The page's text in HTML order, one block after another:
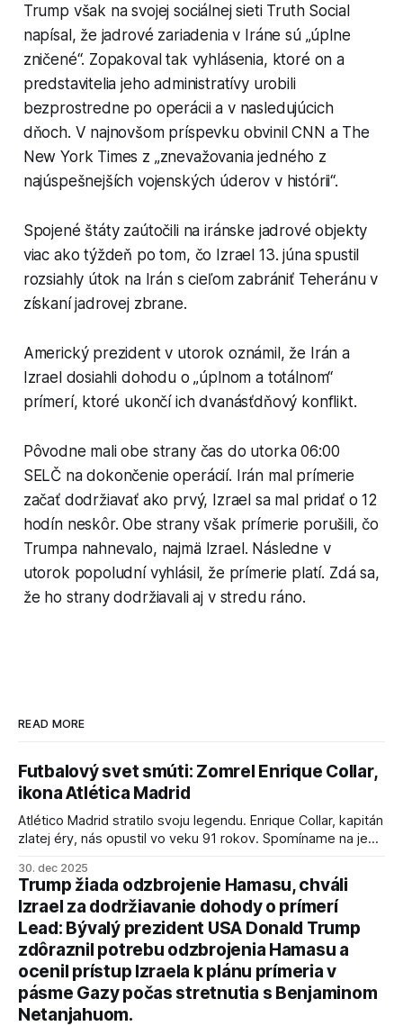
Trump však na svojej sociálnej sieti Truth Social
napísal, že jadrové zariadenia v Iráne sú „úplne
zničené“. Zopakoval tak vyhlásenia, ktoré on a
predstavitelia jeho administratívy urobili
bezprostredne po operácii a v nasledujúcich
dňoch. V najnovšom príspevku obvinil CNN a The
New York Times z „znevažovania jedného z
najúspešnejších vojenských úderov v histórii“.
Spojené štáty zaútočili na iránske jadrové objekty
viac ako týždeň po tom, čo Izrael 13. júna spustil
rozsiahly útok na Irán s cieľom zabrániť Teheránu v
získaní jadrovej zbrane.
Americký prezident v utorok oznámil, že Irán a
Izrael dosiahli dohodu o „úplnom a totálnom“
prímerí, ktoré ukončí ich dvanásťdňový konflikt.
Pôvodne mali obe strany čas do utorka 06:00
SELČ na dokončenie operácií. Irán mal prímerie
začať dodržiavať ako prvý, Izrael sa mal pridať o 12
hodín neskôr. Obe strany však prímerie porušili, čo
Trumpa nahnevalo, najmä Izrael. Následne v
utorok popoludní vyhlásil, že prímerie platí. Zdá sa,
že ho strany dodržiavali aj v stredu ráno.
READ MORE
Futbalový svet smúti: Zomrel Enrique Collar,
ikona Atlética Madrid
Atlético Madrid stratilo svoju legendu. Enrique Collar, kapitán
zlatej éry, nás opustil vo veku 91 rokov. Spomíname na jeho
30. dec 2025
Trump žiada odzbrojenie Hamasu, chváli
Izrael za dodržiavanie dohody o prímerí
Lead: Bývalý prezident USA Donald Trump
zdôraznil potrebu odzbrojenia Hamasu a
ocenil prístup Izraela k plánu prímeria v
pásme Gazy počas stretnutia s Benjaminom
Netanjahuom.